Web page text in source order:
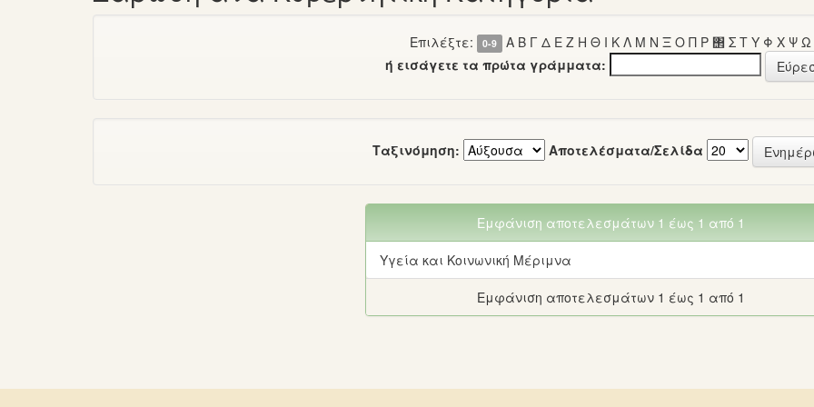
Επιλέξτε: 0-9 Α Β Γ Δ Ε Ζ Η Θ Ι Κ Λ Μ Ν Ξ Ο Π Ρ ΢ Σ Τ Υ Φ Χ Ψ Ω
ή εισάγετε τα πρώτα γράμματα:
Ταξινόμηση: Αποτελέσματα/Σελίδα
Εμφάνιση αποτελεσμάτων 1 έως 1 από 1
Υγεία και Κοινωνική Μέριμνα
Εμφάνιση αποτελεσμάτων 1 έως 1 από 1